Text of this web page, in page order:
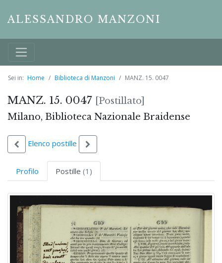
ALESSANDRO MANZONI
Sei in: Home Biblioteca di Manzoni MANZ. 15. 0047
MANZ. 15. 0047 [Postillato]
Milano, Biblioteca Nazionale Braidense
Elenco postille
Profilo Postille (1)